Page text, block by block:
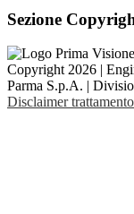
Sezione
Copyright 2026 |
Parma S.p.A. |
Disclaimer